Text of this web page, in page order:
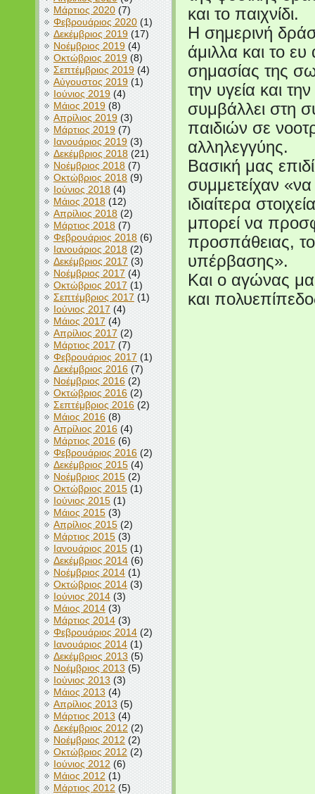
Μάρτιος 2020(7)
Φεβρουάριος 2020(1)
Δεκέμβριος 2019(17)
Νοέμβριος 2019(4)
Οκτώβριος 2019(8)
Σεπτέμβριος 2019(4)
Αύγουστος 2019(1)
Ιούνιος 2019(4)
Μάιος 2019(8)
Απρίλιος 2019(3)
Μάρτιος 2019(7)
Ιανουάριος 2019(3)
Δεκέμβριος 2018(21)
Νοέμβριος 2018(7)
Οκτώβριος 2018(9)
Ιούνιος 2018(4)
Μάιος 2018(12)
Απρίλιος 2018(2)
Μάρτιος 2018(7)
Φεβρουάριος 2018(6)
Ιανουάριος 2018(2)
Δεκέμβριος 2017 (3)
Νοέμβριος 2017(4)
Οκτώβριος 2017(1)
Σεπτέμβριος 2017 (1)
Ιούνιος 2017 (4)
Μάιος 2017 (4)
Απρίλιος 2017 (2)
Μάρτιος 2017 (7)
Φεβρουάριος 2017(1)
Δεκέμβριος 2016(7)
Νοέμβριος 2016(2)
Οκτώβριος 2016(2)
Σεπτέμβριος 2016(2)
Μάιος 2016(8)
Απρίλιος 2016(4)
Μάρτιος 2016(6)
Φεβρουάριος 2016(2)
Δεκέμβριος 2015(4)
Νοέμβριος 2015(2)
Οκτώβριος 2015(1)
Ιούνιος 2015(1)
Μάιος 2015(3)
Απρίλιος 2015(2)
Μάρτιος 2015(3)
Ιανουάριος 2015(1)
Δεκέμβριος 2014(6)
Νοέμβριος 2014(1)
Οκτώβριος 2014(3)
Ιούνιος 2014(3)
Μάιος 2014(3)
Μάρτιος 2014(3)
Φεβρουάριος 2014(2)
Ιανουάριος 2014(1)
Δεκέμβριος 2013 (5)
Νοέμβριος 2013(5)
Ιούνιος 2013(3)
Μάιος 2013(4)
Απρίλιος 2013 (5)
Μάρτιος 2013 (4)
Δεκέμβριος 2012 (2)
Νοέμβριος 2012 (2)
Οκτώβριος 2012 (2)
Ιούνιος 2012 (6)
Μάιος 2012 (1)
Μάρτιος 2012 (5)
και το παιχνίδι.
Η σημερινή
άμιλλα και το
σημασίας της
την υγεία και
συμβάλλει στη
παιδιών σε
αλληλεγγύης.
Βασική μας
συμμετείχαν
ιδιαίτερα
μπορεί να
προσπάθειας,
υπέρβασης».
Και ο αγώνας
και